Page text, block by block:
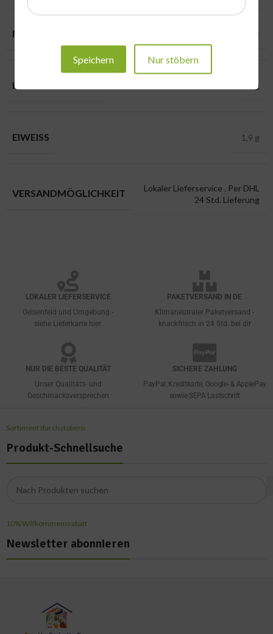
FETT 0,4 g
KOHLENHYDRATE 4 g
EIWEISS 1,9 g
VERSANDMÖGLICHKEIT Lokaler Lieferservice , Per DHL
24 Std. Lieferung
LOKALER LIEFERSERVICE
Geisenfeld und Umgebung -
siehe Lieferkarte hier.
PAKETVERSAND IN DE
Klimaneutraler Paketversand -
knackfrisch in 24 Std. bei dir
NUR DIE BESTE QUALITÄT
Unser Qualitäts- und
Geschmacksversprechen
SICHERE ZAHLUNG
PayPal, Kreditkarte, Google- & ApplePay
sowie SEPA Lastschrift
Sortiment durchstöbern
Produkt-Schnellsuche
10% Willkommensrabatt
Newsletter abonnieren
Speichern Nur stöbern